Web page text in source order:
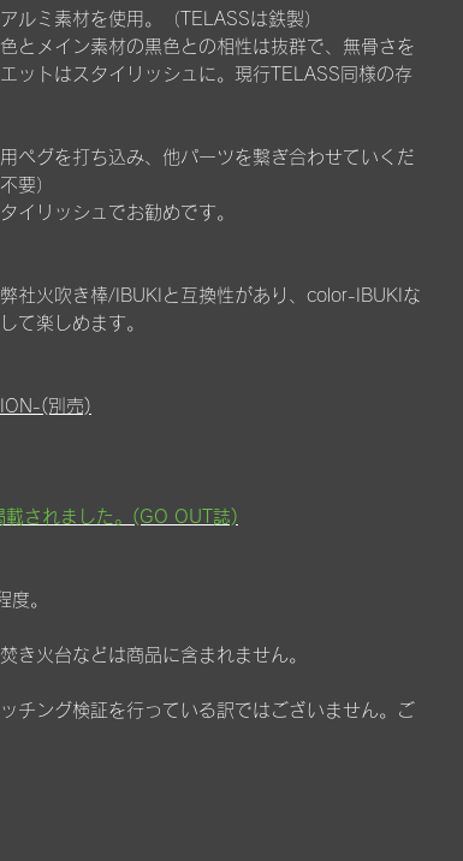
ルミ素材を使用。（TELASSは鉄製）
とメイン素材の黒色との相性は抜群で、無骨さを
ットはスタイリッシュに。現行TELASS同様の存
ペグを打ち込み、他パーツを繋ぎ合わせていくだ
要）
イリッシュでお勧めです。
社火吹き棒/IBUKIと互換性があり、color-IBUKIな
て楽しめます。
(別売)
されました。(GO OUT誌)
度。
き火台などは商品に含まれません。
チング検証を行っている訳ではございません。ご